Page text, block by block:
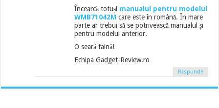
Încearcă totuși manualul pentru modelul
WMB71042M care este în română. În mare
parte ar trebui să se potrivească manualul și
pentru modelul anterior.
O seară faină!
Echipa Gadget-Review.ro
Răspunde